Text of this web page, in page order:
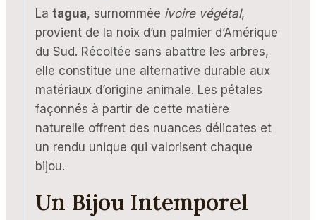
La tagua, surnommée ivoire végétal,
provient de la noix d’un palmier d’Amérique
du Sud. Récoltée sans abattre les arbres,
elle constitue une alternative durable aux
matériaux d’origine animale. Les pétales
façonnés à partir de cette matière
naturelle offrent des nuances délicates et
un rendu unique qui valorisent chaque
bijou.
Un Bijou Intemporel